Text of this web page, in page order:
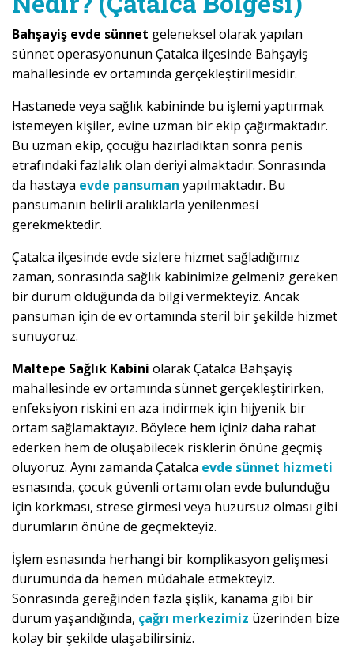
Bahşayiş evde sünnet geleneksel olarak yapılan
sünnet operasyonunun Çatalca ilçesinde Bahşayiş
mahallesinde ev ortamında gerçekleştirilmesidir.
Hastanede veya sağlık kabininde bu işlemi yaptırmak
istemeyen kişiler, evine uzman bir ekip çağırmaktadır.
Bu uzman ekip, çocuğu hazırladıktan sonra penis
etrafındaki fazlalık olan deriyi almaktadır. Sonrasında
da hastaya evde pansuman yapılmaktadır. Bu
pansumanın belirli aralıklarla yenilenmesi
gerekmektedir.
Çatalca ilçesinde evde sizlere hizmet sağladığımız
zaman, sonrasında sağlık kabinimize gelmeniz gereken
bir durum olduğunda da bilgi vermekteyiz. Ancak
pansuman için de ev ortamında steril bir şekilde hizmet
sunuyoruz.
Maltepe Sağlık Kabini olarak Çatalca Bahşayiş
mahallesinde ev ortamında sünnet gerçekleştirirken,
enfeksiyon riskini en aza indirmek için hijyenik bir
ortam sağlamaktayız. Böylece hem içiniz daha rahat
ederken hem de oluşabilecek risklerin önüne geçmiş
oluyoruz. Aynı zamanda Çatalca evde sünnet hizmeti
esnasında, çocuk güvenli ortamı olan evde bulunduğu
için korkması, strese girmesi veya huzursuz olması gibi
durumların önüne de geçmekteyiz.
İşlem esnasında herhangi bir komplikasyon gelişmesi
durumunda da hemen müdahale etmekteyiz.
Sonrasında gereğinden fazla şişlik, kanama gibi bir
durum yaşandığında, çağrı merkezimiz üzerinden bize
kolay bir şekilde ulaşabilirsiniz.